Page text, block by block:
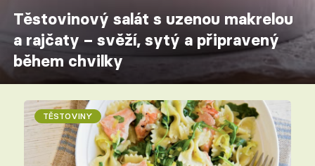
Těstovinový salát s uzenou makrelou
a rajčaty – svěží, sytý a připravený
během chvilky
TĚSTOVINY